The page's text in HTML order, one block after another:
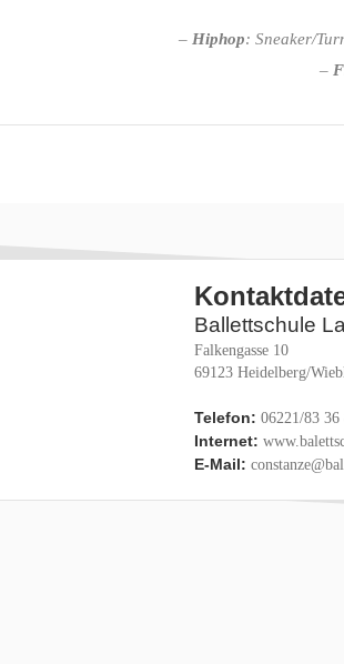
– Hiphop: Sneaker/
–
Ballettschule
Falkengasse 10
69123 Heidelberg/
Telefon: 06221/83 36
Internet:
E-Mail: